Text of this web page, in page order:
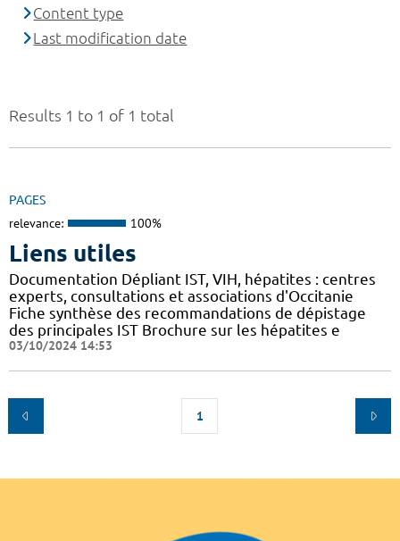
Results 1 to 1 of 1 total
PAGES
relevance: 100%
Liens utiles
Documentation Dépliant IST, VIH, hépatites : centres
experts, consultations et associations d'Occitanie
Fiche synthèse des recommandations de dépistage
des principales IST Brochure sur les hépatites e
03/10/2024 14:53
1
Content type
Last modification date